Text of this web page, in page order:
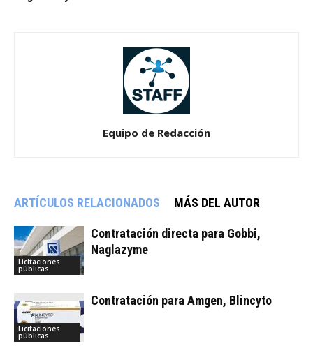
Equipo de Redacción
ARTÍCULOS RELACIONADOS MÁS DEL AUTOR
Licitaciones
públicas
Contratación directa para Gobbi,
Naglazyme
Licitaciones
públicas
Contratación para Amgen, Blincyto